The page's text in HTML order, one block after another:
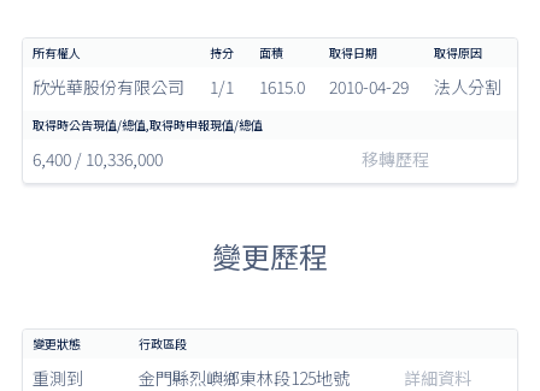
欣光華股份有限公司 1/1 1615.0 2010-04-29 法人分割
6,400 / 10,336,000 移轉歷程
變更歷程
重測到 金門縣烈嶼鄉東林段125地號 詳細資料